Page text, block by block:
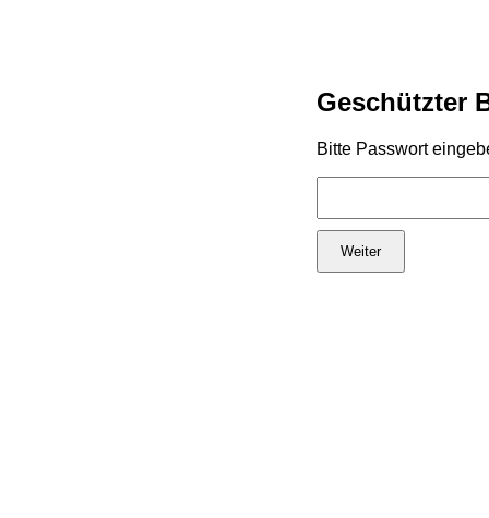
Geschützter
Bitte Passwort
Weiter